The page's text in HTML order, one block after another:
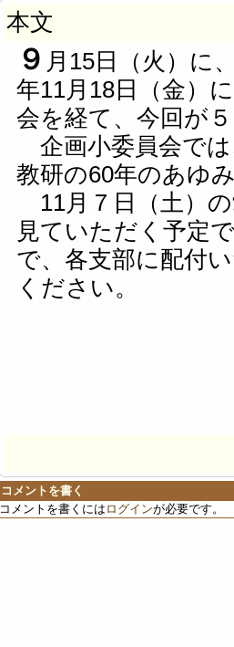
本文
９ 月15日（火）に
年11月18日（金）
会を経て、今回が
企画小委員会では
教研の60年のあゆ
11月７日（土）
見ていただく予定
で、各支部に配付
ください。
コメントを書く
コメントを書くには ログインが必要です。